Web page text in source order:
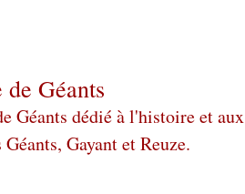
Géants
Géants dédié à l'histoire et aux
Gayant et Reuze.